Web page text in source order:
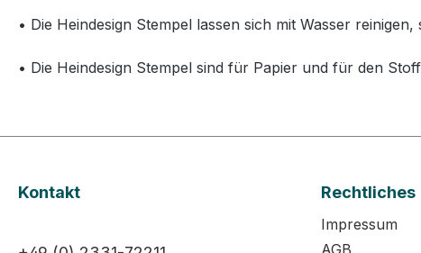
• Die Heindesign Stempel lassen sich mit Wasser
• Die Heindesign Stempel sind für Papier und für den
Kontakt Rechtliches
Impressum
AGB